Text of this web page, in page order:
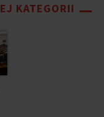
KATEGORII